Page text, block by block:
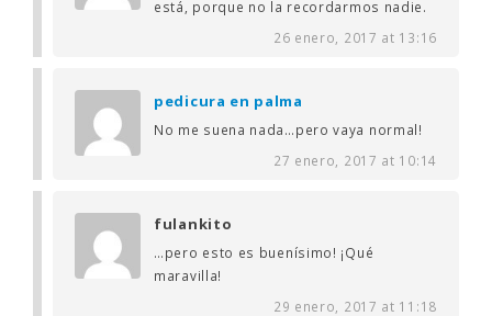
está, porque no la recordarmos nadie.
26 enero, 2017 at 13:16
pedicura en palma
No me suena nada…pero vaya normal!
27 enero, 2017 at 10:14
fulankito
…pero esto es buenísimo! ¡Qué
maravilla!
29 enero, 2017 at 11:18